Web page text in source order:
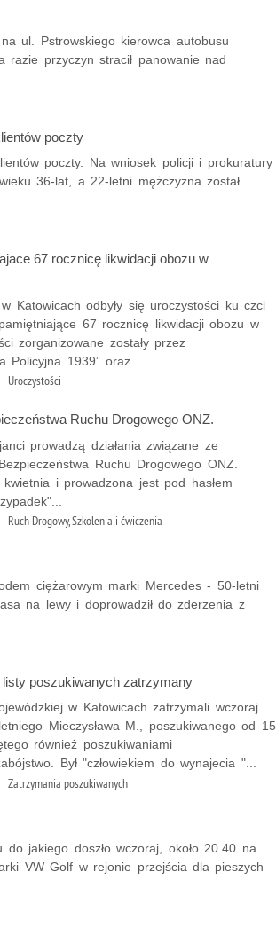
ul. Pstrowskiego kierowca autobusu
razie przyczyn stracił panowanie nad
poczty
poczty. Na wniosek policji i prokuratury
36-lat, a 22-letni mężczyzna został
67 rocznicę likwidacji obozu w
Katowicach odbyły się uroczystości ku czci
67 rocznicę likwidacji obozu w
zorganizowane zostały przez
Policyjna 1939” oraz...
Uroczystości
Ruchu Drogowego ONZ.
prowadzą działania związane ze
Ruchu Drogowego ONZ.
i prowadzona jest pod hasłem
Ruch Drogowy, Szkolenia i ćwiczenia
ciężarowym marki Mercedes - 50-letni
na lewy i doprowadził do zderzenia z
poszukiwanych zatrzymany
w Katowicach zatrzymali wczoraj
Mieczysława M., poszukiwanego od 15
również poszukiwaniami
Był "człowiekiem do wynajecia "...
Zatrzymania poszukiwanych
do jakiego doszło wczoraj, około 20.40 na
VW Golf w rejonie przejścia dla pieszych